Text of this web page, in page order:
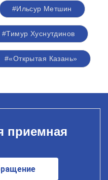
#Ильсур Метшин
#Тимур Хуснутдинов
#«Открытая Казань»
приемная